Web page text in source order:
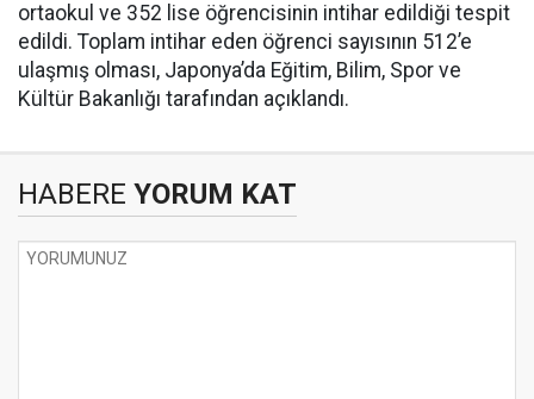
ortaokul ve 352 lise öğrencisinin intihar edildiği tespit
edildi. Toplam intihar eden öğrenci sayısının 512’e
ulaşmış olması, Japonya’da Eğitim, Bilim, Spor ve
Kültür Bakanlığı tarafından açıklandı.
HABERE YORUM KAT